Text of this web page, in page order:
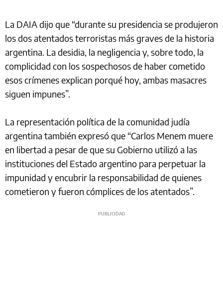
La DAIA dijo que “durante su presidencia se produjeron
los dos atentados terroristas más graves de la historia
argentina. La desidia, la negligencia y, sobre todo, la
complicidad con los sospechosos de haber cometido
esos crímenes explican porqué hoy, ambas masacres
siguen impunes”.
La representación política de la comunidad judía
argentina también expresó que “Carlos Menem muere
en libertad a pesar de que su Gobierno utilizó a las
instituciones del Estado argentino para perpetuar la
impunidad y encubrir la responsabilidad de quienes
cometieron y fueron cómplices de los atentados”.